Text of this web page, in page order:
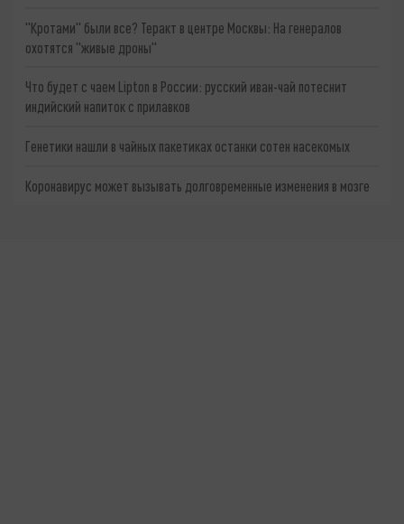
"Кротами" были все? Теракт в центре Москвы: На генералов
охотятся "живые дроны"
Что будет с чаем Lipton в России: русский иван-чай потеснит
индийский напиток с прилавков
Генетики нашли в чайных пакетиках останки сотен насекомых
Коронавирус может вызывать долговременные изменения в мозге